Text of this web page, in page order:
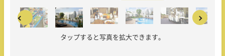
タップすると写真を拡大できます。